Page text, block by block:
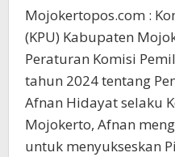
Mojokertopos.com :
(KPU) Kabupaten
Peraturan Komisi
tahun 2024 tentang
Afnan Hidayat selaku
Mojokerto, Afnan
untuk menyukseskan